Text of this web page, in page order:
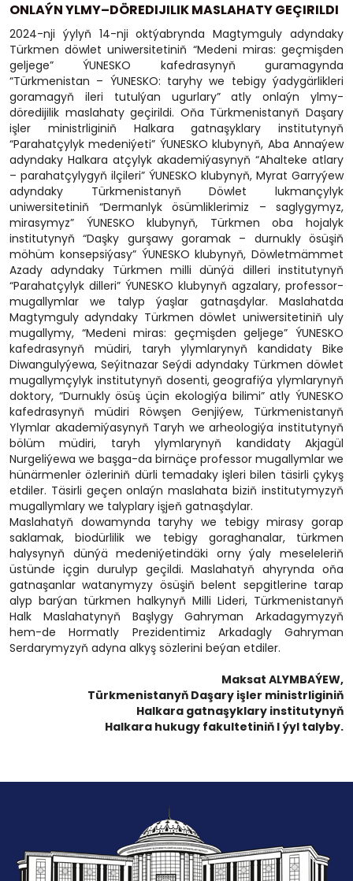
ONLAÝN YLMY–DÖREDIJILIK MASLAHATY GEÇIRILDI
2024-nji ýylyň 14-nji oktýabrynda Magtymguly adyndaky
Türkmen döwlet uniwersitetiniň “Medeni miras: geçmişden
geljege” ÝUNESKO kafedrasynyň guramagynda
“Türkmenistan – ÝUNESKO: taryhy we tebigy ýadygärlikleri
goramagyň ileri tutulýan ugurlary” atly onlaýn ylmy-
döredijilik maslahaty geçirildi. Oňa Türkmenistanyň Daşary
işler ministrliginiň Halkara gatnaşyklary institutynyň
“Parahatçylyk medeniýeti” ÝUNESKO klubynyň, Aba Annaýew
adyndaky Halkara atçylyk akademiýasynyň “Ahalteke atlary
– parahatçylygyň ilçileri” ÝUNESKO klubynyň, Myrat Garryýew
adyndaky Türkmenistanyň Döwlet lukmançylyk
uniwersitetiniň “Dermanlyk ösümliklerimiz – saglygymyz,
mirasymyz” ÝUNESKO klubynyň, Türkmen oba hojalyk
institutynyň “Daşky gurşawy goramak – durnukly ösüşiň
möhüm konsepsiýasy” ÝUNESKO klubynyň, Döwletmämmet
Azady adyndaky Türkmen milli dünýä dilleri institutynyň
“Parahatçylyk dilleri” ÝUNESKO klubynyň agzalary, professor-
mugallymlar we talyp ýaşlar gatnaşdylar. Maslahatda
Magtymguly adyndaky Türkmen döwlet uniwersitetiniň uly
mugallymy, “Medeni miras: geçmişden geljege” ÝUNESKO
kafedrasynyň müdiri, taryh ylymlarynyň kandidaty Bike
Diwangulyýewa, Seýitnazar Seýdi adyndaky Türkmen döwlet
mugallymçylyk institutynyň dosenti, geografiýa ylymlarynyň
doktory, “Durnukly ösüş üçin ekologiýa bilimi” atly ÝUNESKO
kafedrasynyň müdiri Röwşen Genjiýew, Türkmenistanyň
Ylymlar akademiýasynyň Taryh we arheologiýa institutynyň
bölüm müdiri, taryh ylymlarynyň kandidaty Akjagül
Nurgeliýewa we başga-da birnäçe professor mugallymlar we
hünärmenler özleriniň dürli temadaky işleri bilen täsirli çykyş
etdiler. Täsirli geçen onlaýn maslahata biziň institutymyzyň
mugallymlary we talyplary işjeň gatnaşdylar.
Maslahatyň dowamynda taryhy we tebigy mirasy gorap
saklamak, biodürlilik we tebigy goraghanalar, türkmen
halysynyň dünýä medeniýetindäki orny ýaly meseleleriň
üstünde içgin durulyp geçildi. Maslahatyň ahyrynda oňa
gatnaşanlar watanymyzy ösüşiň belent sepgitlerine tarap
alyp barýan türkmen halkynyň Milli Lideri, Türkmenistanyň
Halk Maslahatynyň Başlygy Gahryman Arkadagymyzyň
hem-de Hormatly Prezidentimiz Arkadagly Gahryman
Serdarymyzyň adyna alkyş sözlerini beýan etdiler.
Maksat ALYMBAÝEW,
Türkmenistanyň Daşary işler ministrliginiň
Halkara gatnaşyklary institutynyň
Halkara hukugy fakultetiniň I ýyl talyby.